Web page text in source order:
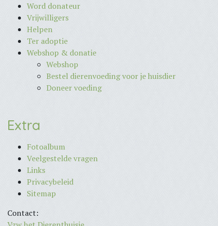
Word donateur
Vrijwilligers
Helpen
Ter adoptie
Webshop & donatie
Webshop
Bestel dierenvoeding voor je huisdier
Doneer voeding
Extra
Fotoalbum
Veelgestelde vragen
Links
Privacybeleid
Sitemap
Contact: